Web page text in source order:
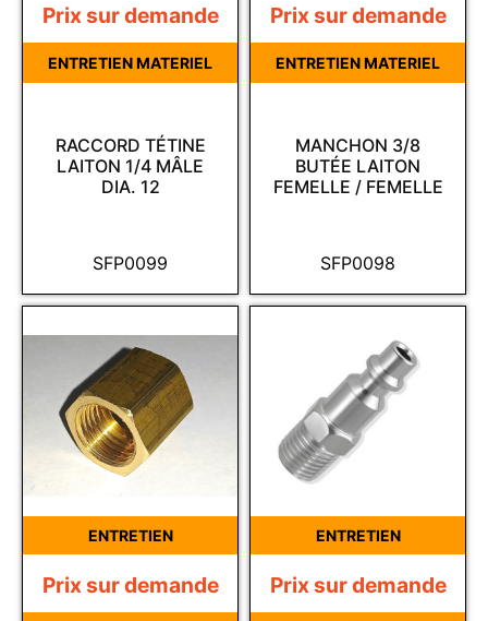
SFP0099
RACCORD TÉTINE
LAITON 1/4 MÂLE
DIA. 12
Prix sur demande
ENTRETIEN MATERIEL
SFP0098
MANCHON 3/8
BUTÉE LAITON
FEMELLE / FEMELLE
Prix sur demande
ENTRETIEN MATERIEL
ENTRETIEN
Prix sur demande
ENTRETIEN
Prix sur demande